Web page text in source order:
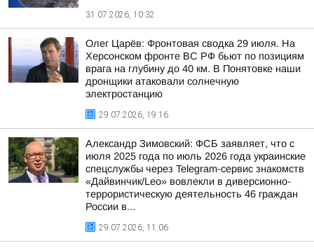
31.07.2026, 10:32
Олег Царёв: Фронтовая сводка 29 июля. На
Херсонском фронте ВС РФ бьют по позициям
врага на глубину до 40 км. В Понятовке наши
дронщики атаковали солнечную
электростанцию
29.07.2026, 19:16
Александр Зимовский: ФСБ заявляет, что с
июля 2025 года по июль 2026 года украинские
спецслужбы через Telegram-сервис знакомств
«Дайвинчик/Leo» вовлекли в диверсионно-
террористическую деятельность 46 граждан
России в...
29.07.2026, 11:06